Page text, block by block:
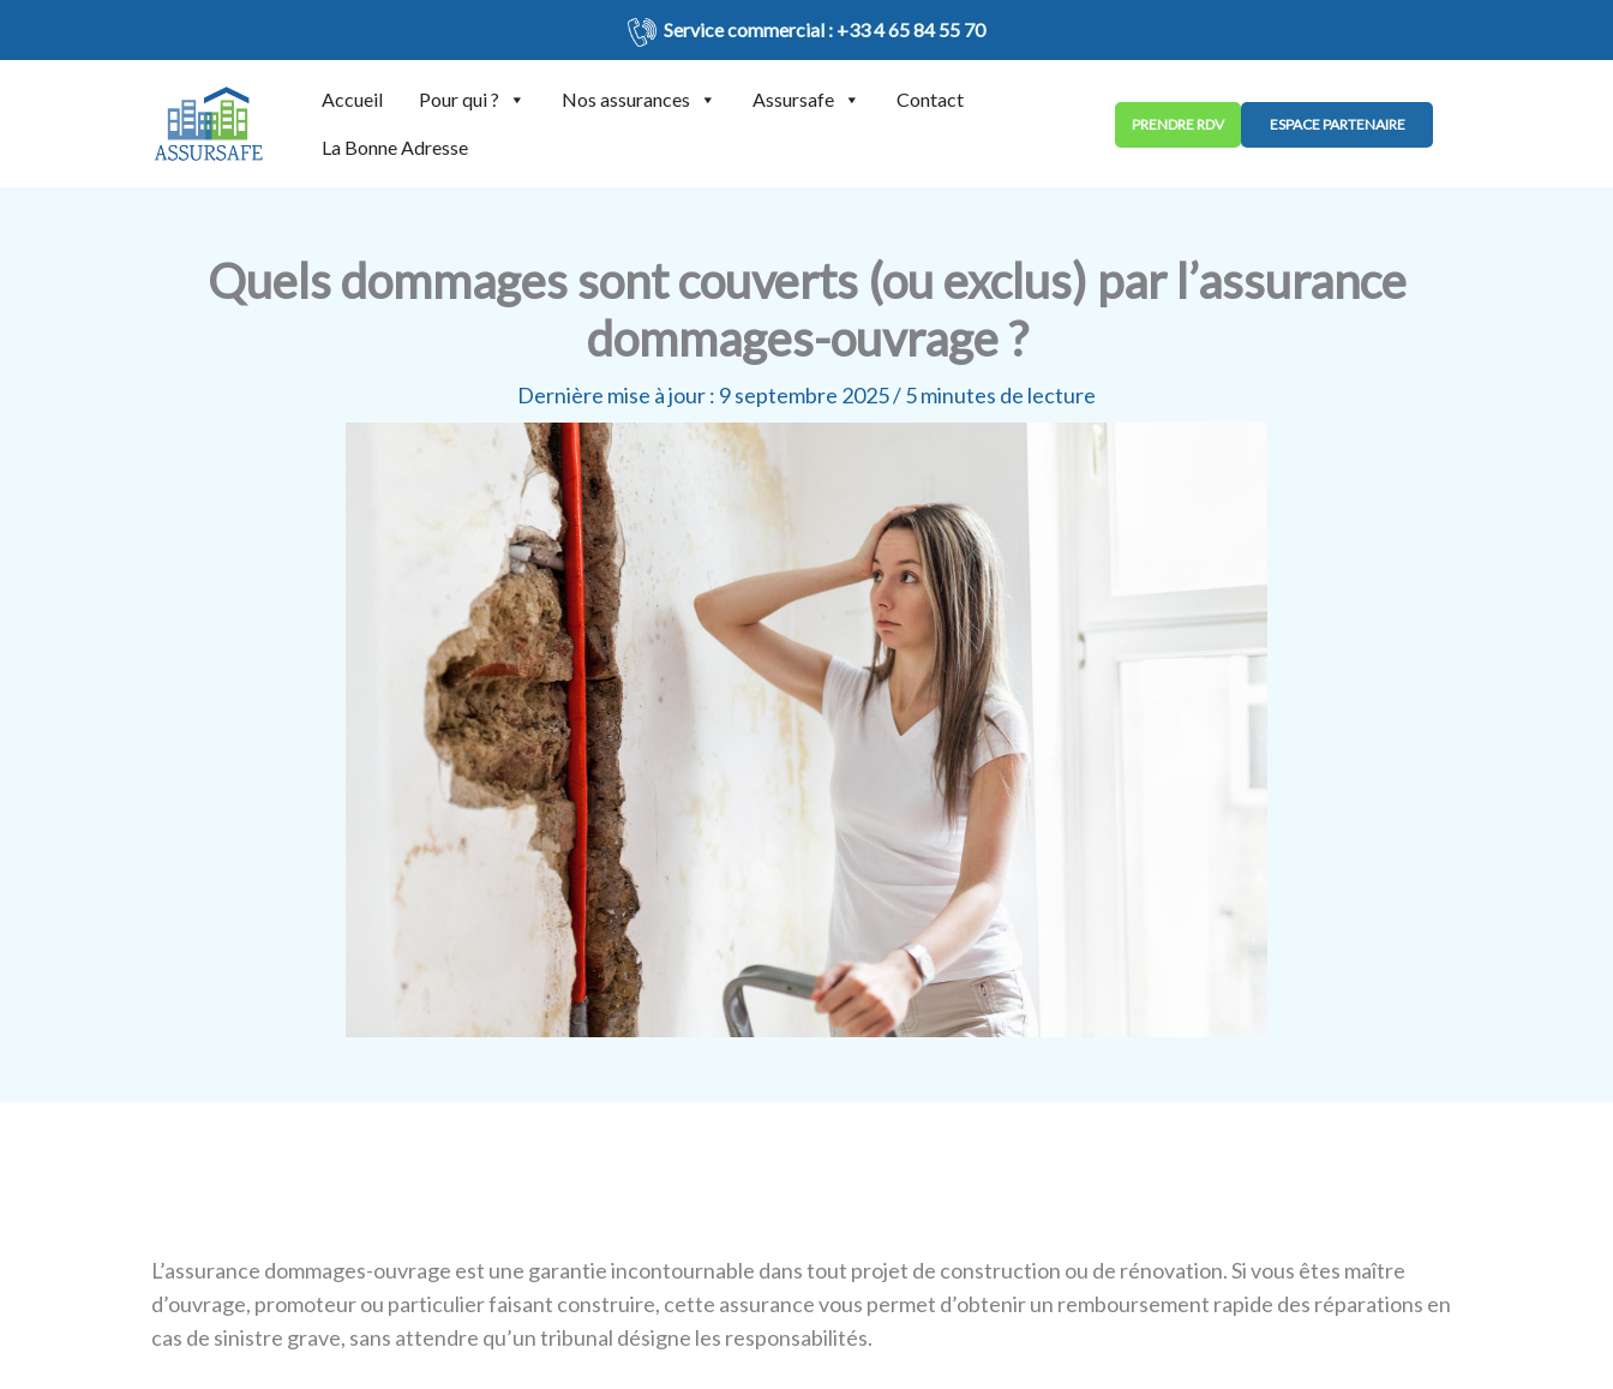
Service commercial : +33 4 65 84 55 70
Accueil Pour qui ? Nos assurances Assursafe Contact
La Bonne Adresse
PRENDRE RDV ESPACE PARTENAIRE
Quels dommages sont couverts (ou exclus) par l’assurance
dommages-ouvrage ?
Dernière mise à jour : 9 septembre 2025 /5 minutes de lecture
L’assurance dommages-ouvrage est une garantie incontournable dans tout projet de construction ou de rénovation. Si vous êtes maître
d’ouvrage, promoteur ou particulier faisant construire, cette assurance vous permet d’obtenir un remboursement rapide des réparations en
cas de sinistre grave, sans attendre qu’un tribunal désigne les responsabilités.